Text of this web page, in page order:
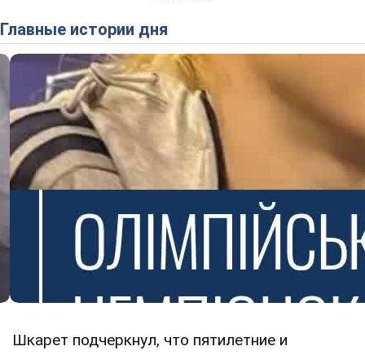
Главные истории дня
Шкарет подчеркнул, что пятилетние и